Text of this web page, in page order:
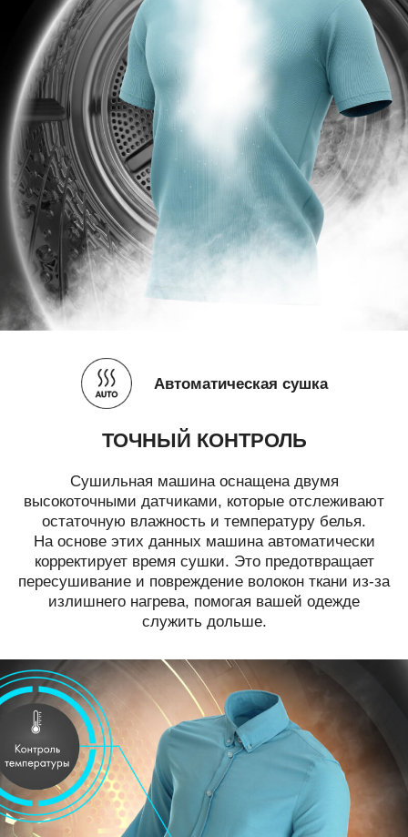
Автоматическая сушка
ТОЧНЫЙ КОНТРОЛЬ
Сушильная машина оснащена двумя
высокоточными датчиками, которые отслеживают
остаточную влажность и температуру белья.
На основе этих данных машина автоматически
корректирует время сушки. Это предотвращает
пересушивание и повреждение волокон ткани из-за
излишнего нагрева, помогая вашей одежде
служить дольше.